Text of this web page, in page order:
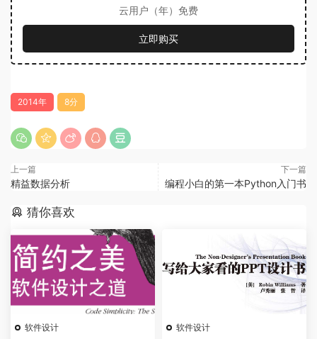
云用户（年）免费
立即购买
2014年 8分
上一篇
精益数据分析
下一篇
编程小白的第一本Python入门书
猜你喜欢
软件设计 软件设计